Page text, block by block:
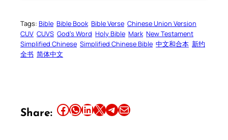
Tags: Bible Bible Book Bible Verse Chinese Union Version
CUV CUVS God’s Word Holy Bible Mark New Testament
Simplified Chinese Simplified Chinese Bible 中文和合本 新约
全书 简体中文
Share: Share this article on Facebook Share this article on WhatsApp Share this article on LinkedIn Share this article on X Share this article on TelegramEmail this Article